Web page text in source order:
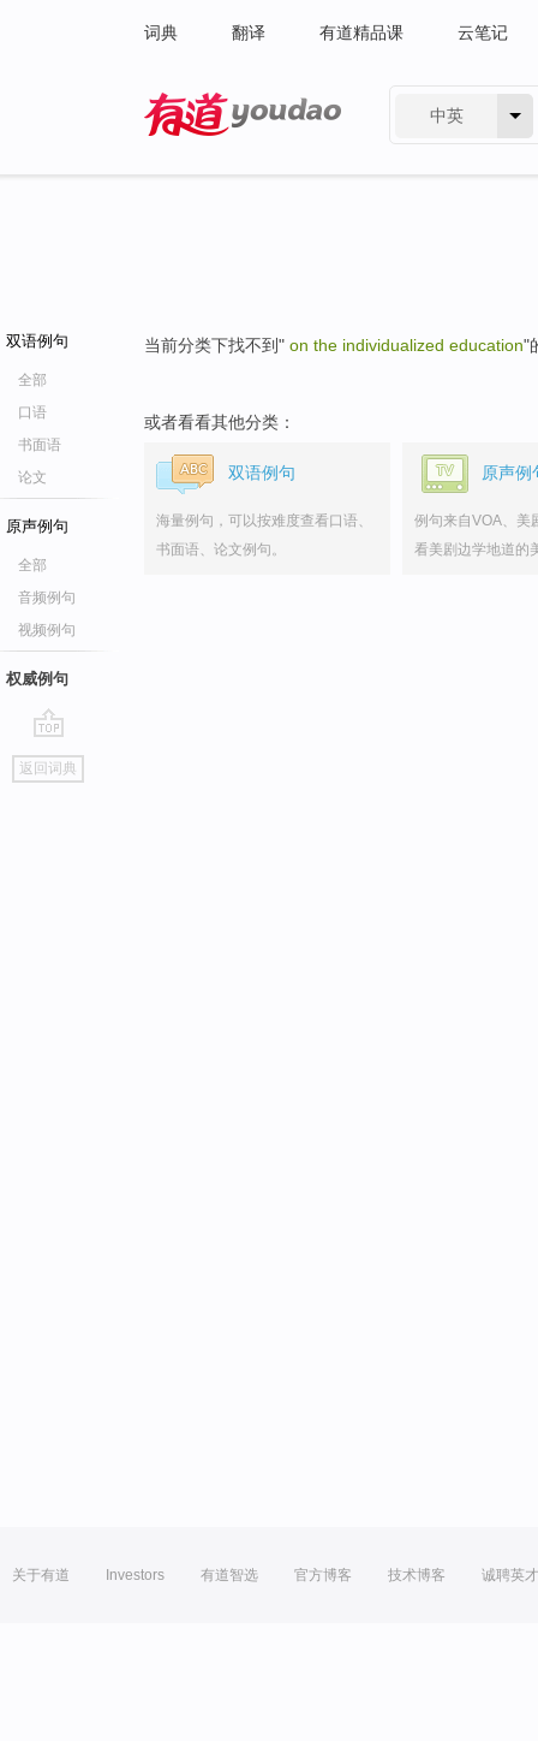
词典 翻译 有道精品课 云笔记
中英
双语例句
全部
口语
书面语
论文
原声例句
全部
音频例句
视频例句
权威例句
go
top
返回词典
当前分类下找不到" on the individualized education"
或者看看其他分类：
双语例句
海量例句，可以按难度查看口语、
书面语、论文例句。
原声例
例句来自VOA、美
看美剧边学地道的
关于有道 Investors 有道智选 官方博客 技术博客 诚聘英才